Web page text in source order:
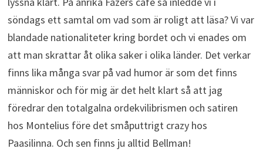
söndags ett samtal om vad som är roligt att läsa? Vi var
blandade nationaliteter kring bordet och vi enades om
att man skrattar åt olika saker i olika länder. Det verkar
finns lika många svar på vad humor är som det finns
människor och för mig är det helt klart så att jag
föredrar den totalgalna ordekvilibrismen och satiren
hos Montelius före det småputtrigt crazy hos
Paasilinna. Och sen finns ju alltid Bellman!